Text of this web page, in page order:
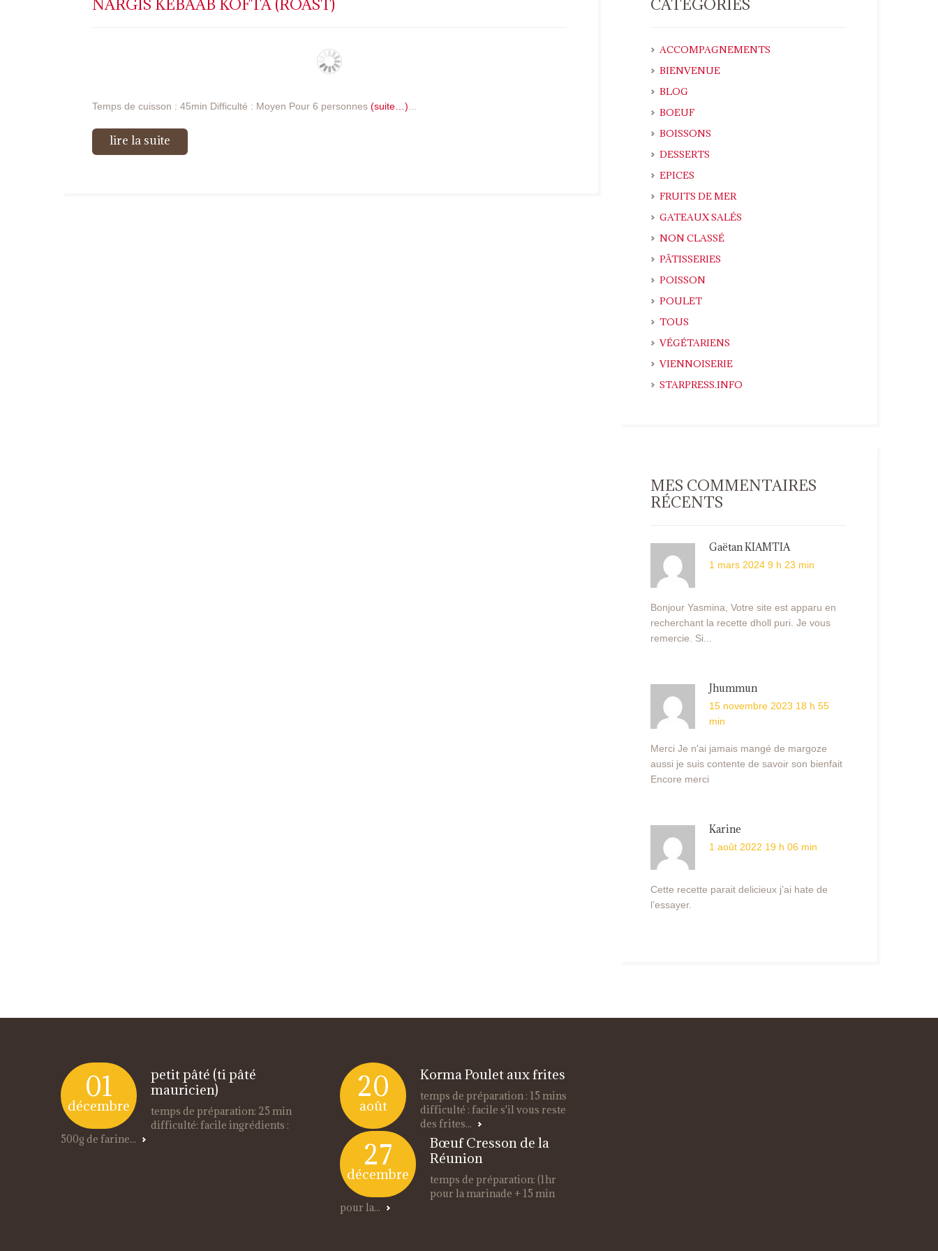
NARGIS KEBAAB KOFTA (ROAST)
Temps de cuisson : 45min Difficulté : Moyen Pour 6 personnes (suite…)
lire la suite
CATÉGORIES
ACCOMPAGNEMENTS
BIENVENUE
BLOG
BOEUF
BOISSONS
DESSERTS
EPICES
FRUITS DE MER
GATEAUX SALÉS
NON CLASSÉ
PÂTISSERIES
POISSON
POULET
TOUS
VÉGÉTARIENS
VIENNOISERIE
STARPRESS.INFO
MES COMMENTAIRES
RÉCENTS
Gaëtan KIAMTIA
1 mars 2024 9 h 23 min
Bonjour Yasmina, Votre site est apparu en
recherchant la recette dholl puri. Je vous
remercie. Si...
Jhummun
15 novembre 2023 18 h 55
min
Merci Je n'ai jamais mangé de margoze
aussi je suis contente de savoir son bienfait
Encore merci
Karine
1 août 2022 19 h 06 min
Cette recette parait delicieux j’ai hate de
l’essayer.
01
décembre
petit pâté (ti pâté
mauricien)
temps de préparation: 25 min
difficulté: facile ingrédients :
500g de farine...
20
août
Korma Poulet aux frites
temps de préparation : 15 mins
difficulté : facile s'il vous reste
des frites...
27
décembre
Bœuf Cresson de la
Réunion
temps de préparation: (1hr
pour la marinade + 15 min
pour la...